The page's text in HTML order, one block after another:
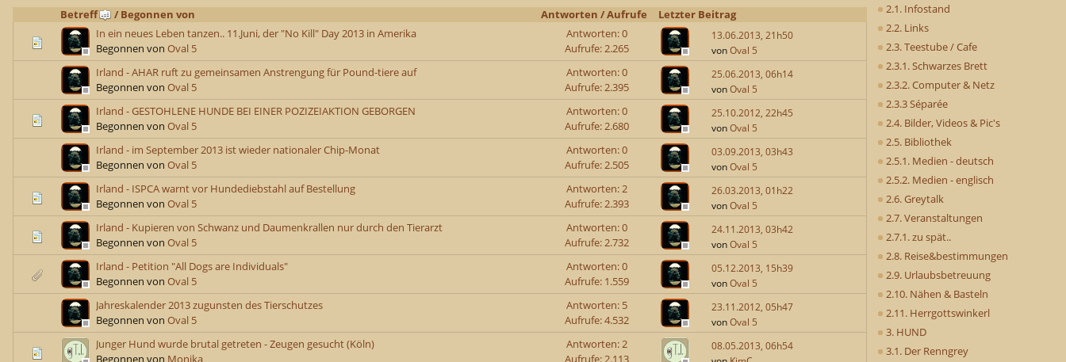
2.1. Infostand
2.2. Links
2.3. Teestube / Cafe
2.3.1. Schwarzes Brett
2.3.2. Computer & Netz
2.3.3 Séparée
2.4. Bilder, Videos & Pic's
2.5. Bibliothek
2.5.1. Medien - deutsch
2.5.2. Medien - englisch
2.6. Greytalk
2.7. Veranstaltungen
2.7.1. zu spät..
2.8. Reise&bestimmungen
2.9. Urlaubsbetreuung
2.10. Nähen & Basteln
2.11. Herrgottswinkerl
3. HUND
3.1. Der Renngrey
Betreff
/ Begonnen von Antworten /Aufrufe
Letzter Beitrag
In ein neues Leben tanzen.. 11.Juni, der "No Kill" Day 2013 in Amerika
Begonnen von Oval 5
Antworten: 0
Aufrufe: 2.265
13.06.2013, 21h50
vonOval 5
Irland - AHAR ruft zu gemeinsamen Anstrengung für Pound-tiere auf
Begonnen von Oval 5
Antworten: 0
Aufrufe: 2.395
25.06.2013, 06h14
vonOval 5
Irland - GESTOHLENE HUNDE BEI EINER POZIZEIAKTION GEBORGEN
Begonnen von Oval 5
Antworten: 0
Aufrufe: 2.680
25.10.2012, 22h45
vonOval 5
Irland - im September 2013 ist wieder nationaler Chip-Monat
Begonnen von Oval 5
Antworten: 0
Aufrufe: 2.505
03.09.2013, 03h43
vonOval 5
Irland - ISPCA warnt vor Hundediebstahl auf Bestellung
Begonnen von Oval 5
Antworten: 2
Aufrufe: 2.393
26.03.2013, 01h22
vonOval 5
Irland - Kupieren von Schwanz und Daumenkrallen nur durch den Tierarzt
Begonnen von Oval 5
Antworten: 0
Aufrufe: 2.732
24.11.2013, 03h42
vonOval 5
Irland - Petition "All Dogs are Individuals"
Begonnen von Oval 5
Antworten: 0
Aufrufe: 1.559
05.12.2013, 15h39
vonOval 5
Jahreskalender 2013 zugunsten des Tierschutzes
Begonnen von Oval 5
Antworten: 5
Aufrufe: 4.532
23.11.2012, 05h47
vonOval 5
Junger Hund wurde brutal getreten - Zeugen gesucht (Köln)
Begonnen von Monika
Antworten: 2
Aufrufe: 2.113
08.05.2013, 06h54